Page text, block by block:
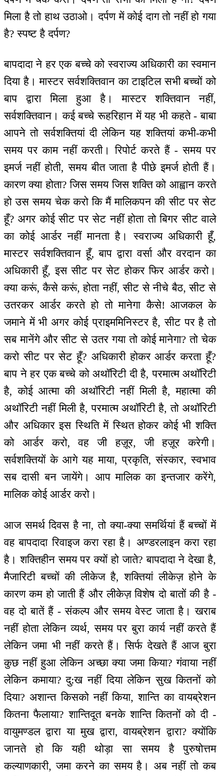
मिला है तो हाथ उठाओ। दर्पण में कोई दाग तो नहीं हो गया
है? स्पष्ट है दर्पण?
बापदादा ने हर एक बच्चे को स्वराज्य अधिकारी का स्वमान
दिया है। मास्टर सर्वशक्तिवान का टाइटिल सभी बच्चों को
बाप द्वारा मिला हुआ है। मास्टर शक्तिवान नहीं,
सर्वशक्तिवान। कई बच्चे रूहरिहान में यह भी कहते - बाबा
आपने तो सर्वशक्तियां दी लेकिन यह शक्तियां कभी-कभी
समय पर काम नहीं करती। रिपोर्ट करते हैं - समय पर
इमर्ज नहीं होती, समय बीत जाता है पीछे इमर्ज होती हैं।
कारण क्या होता? जिस समय जिस शक्ति को आह्वान करते
हो उस समय चेक करो कि मैं मालिकपन की सीट पर सेट
हूँ? अगर कोई सीट पर सेट नहीं होता तो बिगर सीट वाले
का कोई आर्डर नहीं मानता है। स्वराज्य अधिकारी हूँ,
मास्टर सर्वशक्तिवान हूँ, बाप द्वारा वर्सा और वरदान का
अधिकारी हूँ, इस सीट पर सेट होकर फिर आर्डर करो।
क्या करूं, कैसे करूं, होता नहीं, सीट से नीचे बैठ, सीट से
उतरकर आर्डर करते हो तो मानेगा कैसे! आजकल के
जमाने में भी अगर कोई प्राइममिनिस्टर है, सीट पर है तो
सब मानेंगे और सीट से उतर गया तो कोई मानेगा? तो चेक
करो सीट पर सेट हूँ? अधिकारी होकर आर्डर करता हूँ?
बाप ने हर एक बच्चे को अथॉरिटी दी है, परमात्म अथॉरिटी
है, कोई आत्मा की अथॉरिटी नहीं मिली है, महात्मा की
अथॉरिटी नहीं मिली है, परमात्म अथॉरिटी है, तो अथॉरिटी
और अधिकार इस स्थिति में स्थित होकर कोई भी शक्ति
को आर्डर करो, वह जी हज़ूर, जी हज़ूर करेगी।
सर्वशक्तियों के आगे यह माया, प्रकृति, संस्कार, स्वभाव
सब दासी बन जायेंगे। आप मालिक का इन्तजार करेंगे,
मालिक कोई आर्डर करो।
आज समर्थ दिवस है ना, तो क्या-क्या समर्थियां हैं बच्चों में
वह बापदादा रिवाइज करा रहा है। अण्डरलाइन करा रहा
है। शक्तिहीन समय पर क्यों हो जाते? बापदादा ने देखा है,
मैजारिटी बच्चों की लीकेज है, शक्तियां लीकेज़ होने के
कारण कम हो जाती हैं और लीकेज़ विशेष दो बातों की है -
वह दो बातें हैं - संकल्प और समय वेस्ट जाता है। खराब
नहीं होता लेकिन व्यर्थ, समय पर बुरा कार्य नहीं करते हैं
लेकिन जमा भी नहीं करते हैं। सिर्फ देखते हैं आज बुरा
कुछ नहीं हुआ लेकिन अच्छा क्या जमा किया? गंवाया नहीं
लेकिन कमाया? दु:ख नहीं दिया लेकिन सुख कितनों को
दिया? अशान्त किसको नहीं किया, शान्ति का वायब्रेशन
कितना फैलाया? शान्तिदूत बनके शान्ति कितनों को दी -
वायुमण्डल द्वारा या मुख द्वारा, वायब्रेशन द्वारा? क्योंकि
जानते हो कि यही थोड़ा सा समय है पुरुषोत्तम
कल्याणकारी, जमा करने का समय है। अब नहीं तो कब